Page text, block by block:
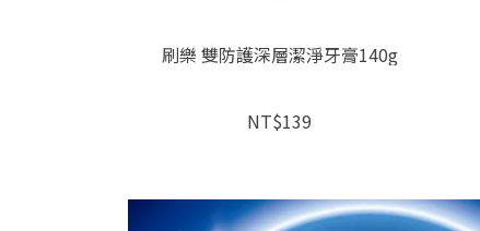
刷樂 雙防護深層潔淨牙膏140g
NT$139